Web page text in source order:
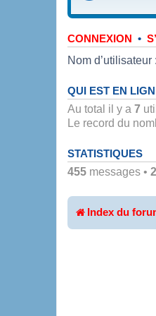
CONNEXION •
Nom d’utilisateur :
QUI EST EN
Au total il y a 7
Le record du
STATISTIQUES
455 messages •
Index du